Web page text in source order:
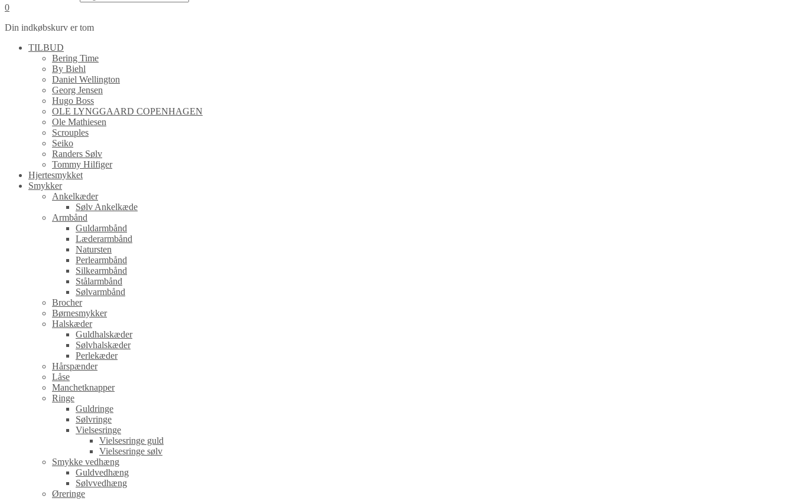
0
Din indkøbskurv er tom
TILBUD
Bering Time
By Biehl
Daniel Wellington
Georg Jensen
Hugo Boss
OLE LYNGGAARD COPENHAGEN
Ole Mathiesen
Scrouples
Seiko
Randers Sølv
Tommy Hilfiger
Hjertesmykket
Smykker
Ankelkæder
Sølv Ankelkæde
Armbånd
Guldarmbånd
Læderarmbånd
Natursten
Perlearmbånd
Silkearmbånd
Stålarmbånd
Sølvarmbånd
Brocher
Børnesmykker
Halskæder
Guldhalskæder
Sølvhalskæder
Perlekæder
Hårspænder
Låse
Manchetknapper
Ringe
Guldringe
Sølvringe
Vielsesringe
Vielsesringe guld
Vielsesringe sølv
Smykke vedhæng
Guldvedhæng
Sølvvedhæng
Øreringe